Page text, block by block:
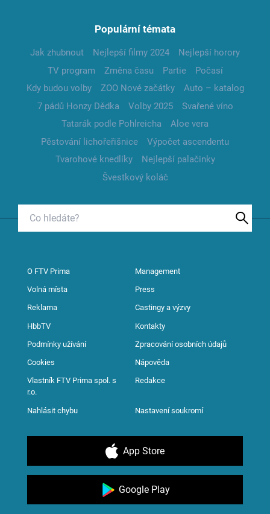
Populární témata
Jak zhubnout Nejlepší filmy 2024
Nejlepší horory
TV program
Změna času Partie
Počasí
Kdy budou volby
ZOO Nové začátky
Auto – katalog
7 pádů Honzy Dědka
Volby 2025
Svařené víno
Tatarák podle Pohlreicha
Aloe vera
Pěstování lichořeřišnice
Výpočet ascendentu
Tvarohové knedlíky
Nejlepší palačinky
Švestkový koláč
O FTV Prima Management
Volná místa Press
Reklama Castingy a výzvy
HbbTV Kontakty
Podmínky užívání Zpracování osobních údajů
Cookies Nápověda
Vlastník FTV Prima spol. s
r.o.
Redakce
Nahlásit chybu Nastavení soukromí
App Store
Google Play